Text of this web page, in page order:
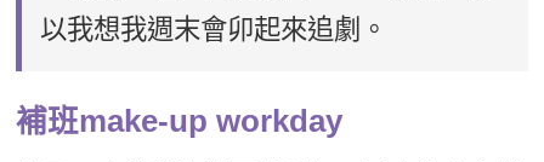
以我想我週末會卯起來追劇。
補班make-up workday